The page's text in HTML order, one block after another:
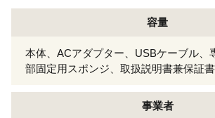
容量
本体、ACアダプター、USBケーブル、
部固定用スポンジ、取扱説明書兼保証書
事業者